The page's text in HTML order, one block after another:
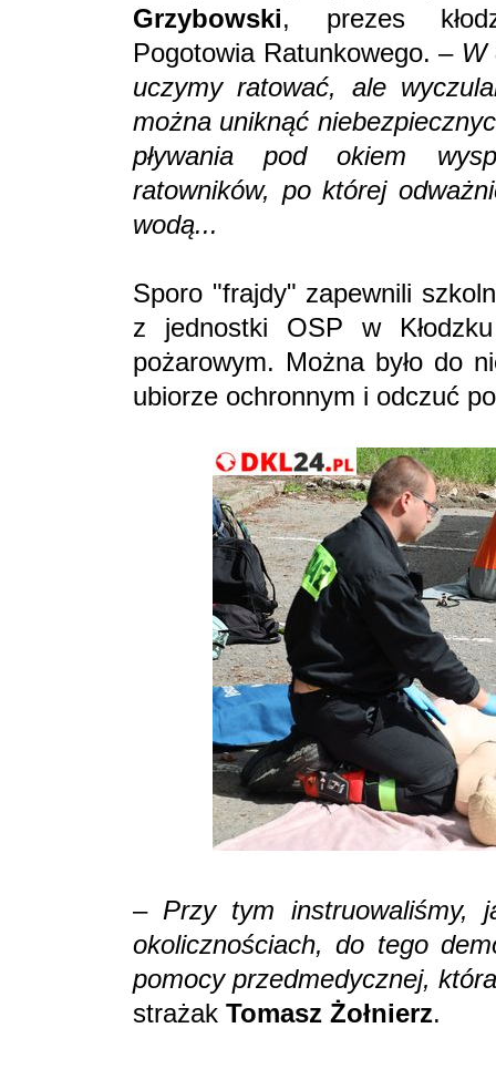
Grzybowski, prezes
Pogotowia Ratunkowego. –W
uczymy ratować, ale
można uniknąć
pływania pod okiem
ratowników, po której
wodą...
Sporo "frajdy" zapewnili
z jednostki OSP w
pożarowym. Można było do
ubiorze ochronnym i odczuć
–Przy tym instruowaliśmy,
okolicznościach, do tego
pomocy przedmedycznej,
strażak Tomasz Żołnierz.